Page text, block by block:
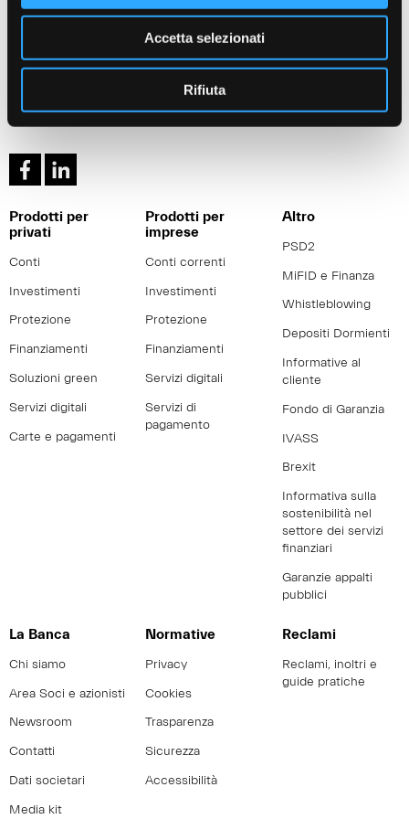
Accetta selezionati
Rifiuta
Sede legale: Vestone (Bs)
Direzione Generale: Brescia via
Tel:+030 3723.1
Partita Iva 00549950988
Prodotti per
privati
Conti
Investimenti
Protezione
Finanziamenti
Soluzioni green
Servizi digitali
Carte e pagamenti
Prodotti per
imprese
Conti correnti
Investimenti
Protezione
Finanziamenti
Servizi digitali
Servizi di
pagamento
Cerca la filiale di Banca
Valsabbina più vicina a te:
La Banca
Chi siamo
Area Soci e azionisti
Newsroom
Contatti
Dati societari
Media kit
Normative
Privacy
Cookies
Trasparenza
Sicurezza
Accessibilità
Reclami
Reclami, inoltri e
guide pratiche
Altro
PSD2
MiFID e Finanza
Whistleblowing
Depositi Dormienti
Informative al
cliente
Fondo di Garanzia
IVASS
Brexit
Informativa sulla
sostenibilità nel
settore dei servizi
finanziari
Garanzie appalti
pubblici